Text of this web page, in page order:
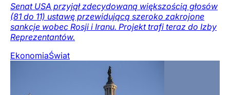
Senat USA przyjął zdecydowaną większością głosów
(81 do 11) ustawę przewidującą szeroko zakrojone
sankcje wobec Rosji i Iranu. Projekt trafi teraz do Izby
Reprezentantów.
EkonomiaŚwiat